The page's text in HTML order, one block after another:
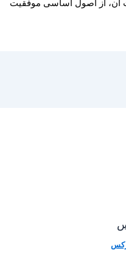
آن، از اصول اساسی موفقیت